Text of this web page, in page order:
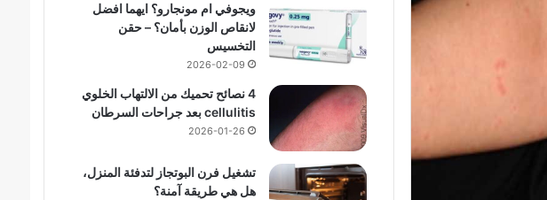
ويجوفي ام مونجارو؟ ايهما افضل
لانقاص الوزن بأمان؟ – حقن
التخسيس
2026-02-09
4 نصائح تحميك من الالتهاب الخلوي
cellulitis بعد جراحات السرطان
2026-01-26
تشغيل فرن البوتجاز لتدفئة المنزل،
هل هي طريقة آمنة؟